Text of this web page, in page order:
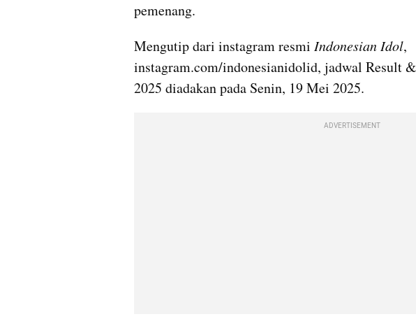
pemenang.
Mengutip dari instagram resmi Indonesian Idol,
instagram.com/indonesianidolid, jadwal Result
2025 diadakan pada Senin, 19 Mei 2025.
ADVERTISEMENT